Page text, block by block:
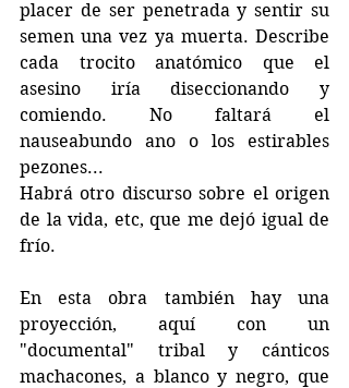
placer de ser penetrada y sentir su
semen una vez ya muerta. Describe
cada trocito anatómico que el
asesino iría diseccionando y
comiendo. No faltará el
nauseabundo ano o los estirables
pezones...
Habrá otro discurso sobre el origen
de la vida, etc, que me dejó igual de
frío.
En esta obra también hay una
proyección, aquí con un
"documental" tribal y cánticos
machacones, a blanco y negro, que